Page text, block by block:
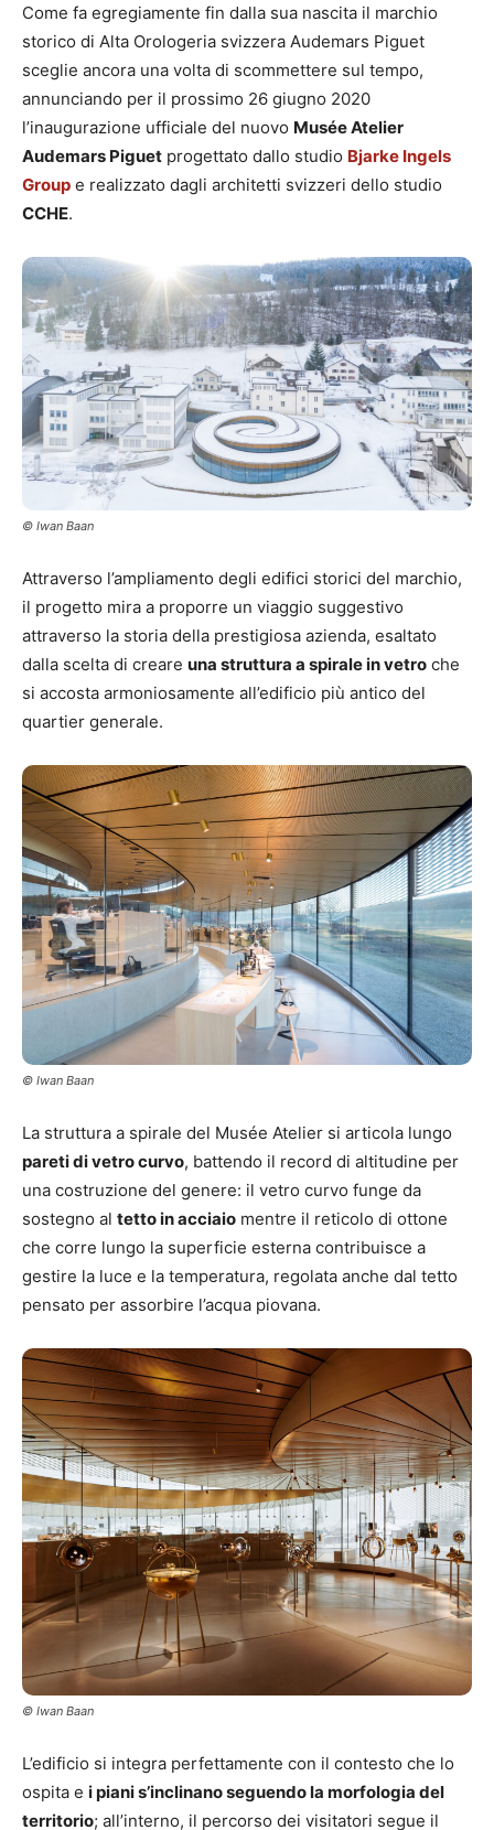
Come fa egregiamente fin dalla sua nascita il marchio
storico di Alta Orologeria svizzera Audemars Piguet
sceglie ancora una volta di scommettere sul tempo,
annunciando per il prossimo 26 giugno 2020
l’inaugurazione ufficiale del nuovo Musée Atelier
Audemars Piguet progettato dallo studio Bjarke Ingels
Group e realizzato dagli architetti svizzeri dello studio
CCHE.
© Iwan Baan
Attraverso l’ampliamento degli edifici storici del marchio,
il progetto mira a proporre un viaggio suggestivo
attraverso la storia della prestigiosa azienda, esaltato
dalla scelta di creare una struttura a spirale in vetro che
si accosta armoniosamente all’edificio più antico del
quartier generale.
© Iwan Baan
La struttura a spirale del Musée Atelier si articola lungo
pareti di vetro curvo, battendo il record di altitudine per
una costruzione del genere: il vetro curvo funge da
sostegno al tetto in acciaio mentre il reticolo di ottone
che corre lungo la superficie esterna contribuisce a
gestire la luce e la temperatura, regolata anche dal tetto
pensato per assorbire l’acqua piovana.
© Iwan Baan
L’edificio si integra perfettamente con il contesto che lo
ospita e i piani s’inclinano seguendo la morfologia del
territorio; all’interno, il percorso dei visitatori segue il